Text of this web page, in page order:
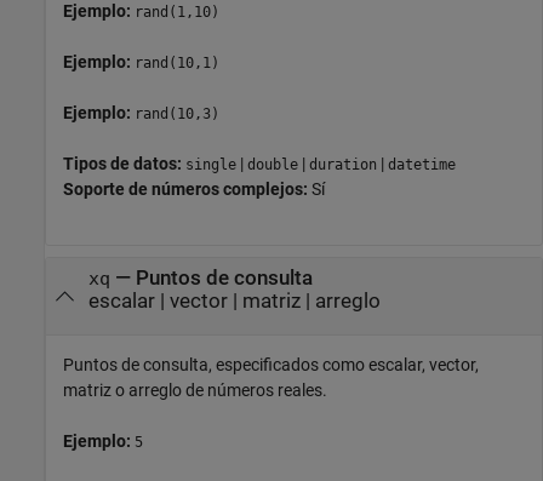
Ejemplo: rand(1,10)
Ejemplo: rand(10,1)
Ejemplo: rand(10,3)
Tipos de datos: single | double | duration | datetime
Soporte de números complejos: Sí
xq — Puntos de consulta
escalar| vector| matriz| arreglo
Puntos de consulta, especificados como escalar, vector,
matriz o arreglo de números reales.
Ejemplo: 5